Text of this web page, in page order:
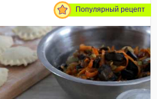
Популярный рецепт